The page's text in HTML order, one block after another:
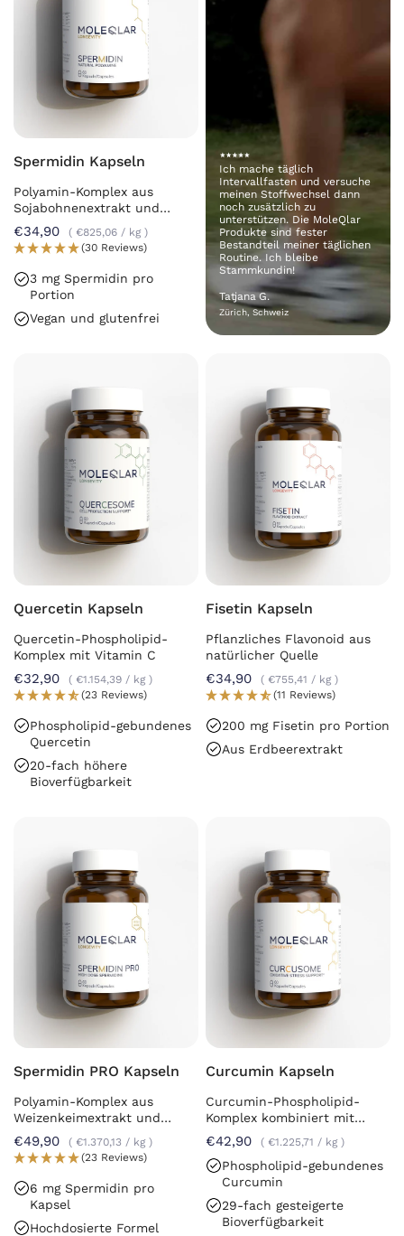
Spermidin Kapseln
Polyamin-Komplex aus
Sojabohnenextrakt und
Chlorella
€34,90 €825,06 / kg
(30 Reviews)
3 mg Spermidin pro
Portion
Vegan und glutenfrei
Ich mache täglich
Intervallfasten und versuche
meinen Stoffwechsel dann
noch zusätzlich zu
unterstützen. Die MoleQlar
Produkte sind fester
Bestandteil meiner täglichen
Routine. Ich bleibe
Stammkundin!
Tatjana G.
Zürich, Schweiz
Quercetin Kapseln
Quercetin-Phospholipid-
Komplex mit Vitamin C
€32,90 €1.154,39 / kg
(23 Reviews)
Phospholipid-gebundenes
Quercetin
20-fach höhere
Bioverfügbarkeit
Fisetin Kapseln
Pflanzliches Flavonoid aus
natürlicher Quelle
€34,90 €755,41 / kg
(11 Reviews)
200 mg Fisetin pro Portion
Aus Erdbeerextrakt
Spermidin PRO Kapseln
Polyamin-Komplex aus
Weizenkeimextrakt und
Chlorella
€49,90 €1.370,13 / kg
(23 Reviews)
6 mg Spermidin pro
Kapsel
Hochdosierte Formel
Curcumin Kapseln
Curcumin-Phospholipid-
Komplex kombiniert mit
Vitamin C
€42,90 €1.225,71 / kg
Phospholipid-gebundenes
Curcumin
29-fach gesteigerte
Bioverfügbarkeit